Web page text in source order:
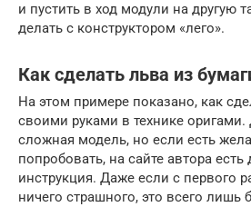
и пустить в ход модули на другую
делать с конструктором «лего».
Как сделать льва из
На этом примере показано, как
своими руками в технике
сложная модель, но если есть
попробовать, на сайте автора
инструкция. Даже если с первого
ничего страшного, это всего лишь